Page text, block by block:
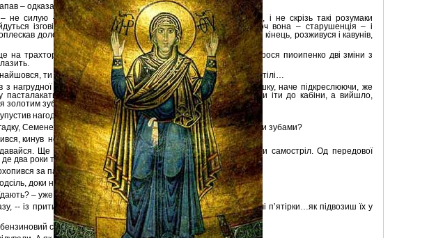
– одказав Володько.
не силую – настоубурчився Семен. – не один калгоз у зоні, і не скрізь такі розумаки
ізговірливіші. Із сією залізною конякою не пропаду, хоч вона – старушенція – і
долонею по решітчастому радіатору. – Мотнуся у любий кінець, розживуся і кавунів,
на трахторя, ніж калимити – порадив йому Володько. – он фрося пиоипенко дві зміни з
ти ба? Побачу, коли ти оклигаєш, у який бік утечеш з артілі…
з нагрудної кишені великого годинника, зі дзвоном одкрив кришку, наче підкреслюючи, же
пасталакати. Криво осміхаючись, обернувся до нас боком, аби іти до кабіни, а вийшло,
золотим зубом.
нагоди кольнути го:
Семене. Що краще: приіти із війни на милицях чи із золотими зубами?
кинув недобре:
Ще треба добрре перевірити, звідки твоя рана. Мо, ти самостріл. Од передової
де два роки тиняуся?
за палицю.
доки не натурсував по саму зауязку.
– уже од машини кинув Семен.
-- із притиском процідив Володько. – І за ті угорьовані удовичі п’ятірки…як підвозиш їх у
бензиновий сморід, мовив Володько: